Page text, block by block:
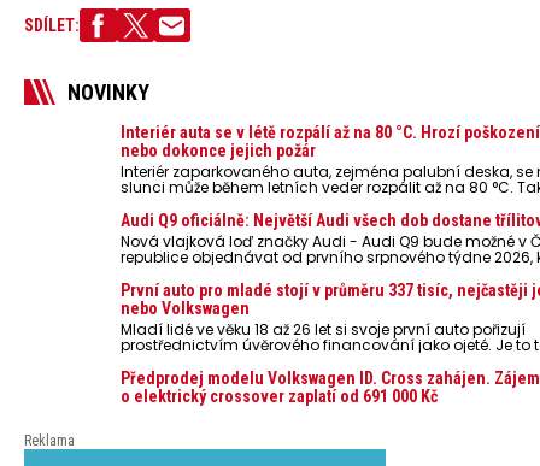
SDÍLET:
NOVINKY
Interiér auta se v létě rozpálí až na 80 °C. Hrozí
nebo dokonce jejich požár
Interiér zaparkovaného auta, zejména palubní deska,
slunci může během letních veder rozpálit až na 80 °C.
nebo notebooky. Můžou urychlit stárnutí baterií, poškodit
ve výjimečných případech i zvýšit riziko požáru.
Audi Q9 oficiálně: Největší Audi všech dob dostane
Nová vlajková loď značky Audi - Audi Q9 bude možné v
republice objednávat od prvního srpnového týdne 2026,
První auto pro mladé stojí v průměru 337 tisíc, nejčastěji
nebo Volkswagen
Mladí lidé ve věku 18 až 26 let si svoje první auto pořizují
prostřednictvím úvěrového financování jako ojeté. Je to
dosahuje 337 tisíc korun a průměrná financovaná
251 tisíc korun. Vyplývá to z dat Leasingu České
posledních 10 let (2016–2026).
Předprodej modelu Volkswagen ID. Cross zahájen.
o elektrický crossover zaplatí od 691 000 Kč
Reklama